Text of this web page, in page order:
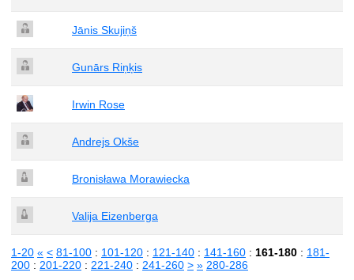
Jānis Skujiņš
Gunārs Riņķis
Irwin Rose
Andrejs Okše
Bronisława Morawiecka
Valija Eizenberga
1-20 « < 81-100 : 101-120 : 121-140 : 141-160 : 161-180 : 181-
200 : 201-220 : 221-240 : 241-260 > » 280-286